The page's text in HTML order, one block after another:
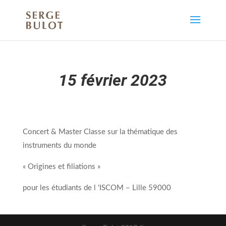
15 février 2023
Concert & Master Classe sur la thématique des
instruments du monde
« Origines et filiations »
pour les étudiants de l ‘ISCOM – Lille 59000